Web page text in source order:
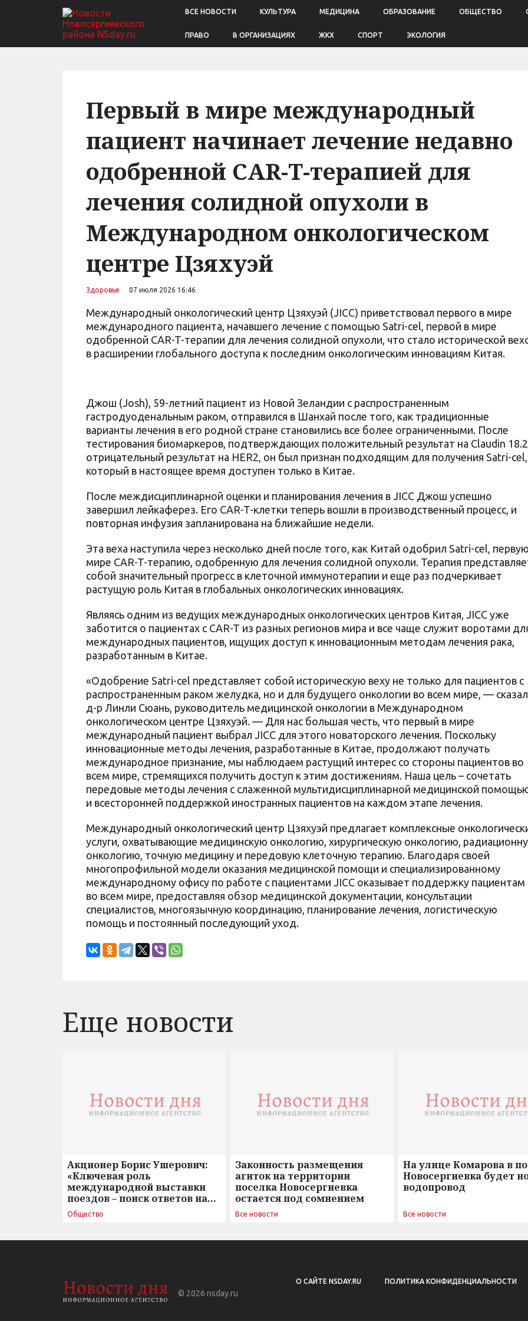
ВСЕ НОВОСТИ КУЛЬТУРА МЕДИЦИНА ОБРАЗОВАНИЕ ОБЩЕСТВО
ПРАВО В ОРГАНИЗАЦИЯХ ЖКХ СПОРТ ЭКОЛОГИЯ
Первый в мире международный
пациент начинает лечение недавно
одобренной CAR-T-терапией для
лечения солидной опухоли в
Международном онкологическом
центре Цзяхуэй
Здоровье 07 июля 2026 16:46
Международный онкологический центр Цзяхуэй (JICC) приветствовал первого в мире
международного пациента, начавшего лечение с помощью Satri-cel, первой в мире
одобренной CAR-T-терапии для лечения солидной опухоли, что стало исторической
в расширении глобального доступа к последним онкологическим инновациям Китая.
Джош (Josh), 59-летний пациент из Новой Зеландии с распространенным
гастродуоденальным раком, отправился в Шанхай после того, как традиционные
варианты лечения в его родной стране становились все более ограниченными. После
тестирования биомаркеров, подтверждающих положительный результат на Claudin
отрицательный результат на HER2, он был признан подходящим для получения Satri-cel,
который в настоящее время доступен только в Китае.
После междисциплинарной оценки и планирования лечения в JICC Джош успешно
завершил лейкаферез. Его CAR-T-клетки теперь вошли в производственный процесс, и
повторная инфузия запланирована на ближайшие недели.
Эта веха наступила через несколько дней после того, как Китай одобрил Satri-cel,
мире CAR-T-терапию, одобренную для лечения солидной опухоли. Терапия
собой значительный прогресс в клеточной иммунотерапии и еще раз подчеркивает
растущую роль Китая в глобальных онкологических инновациях.
Являясь одним из ведущих международных онкологических центров Китая, JICC уже
заботится о пациентах с CAR-T из разных регионов мира и все чаще служит воротами
международных пациентов, ищущих доступ к инновационным методам лечения рака,
разработанным в Китае.
«Одобрение Satri-cel представляет собой историческую веху не только для пациентов с
распространенным раком желудка, но и для будущего онкологии во всем мире, — сказал
д-р Линли Сюань, руководитель медицинской онкологии в Международном
онкологическом центре Цзяхуэй. — Для нас большая честь, что первый в мире
международный пациент выбрал JICC для этого новаторского лечения. Поскольку
инновационные методы лечения, разработанные в Китае, продолжают получать
международное признание, мы наблюдаем растущий интерес со стороны пациентов во
всем мире, стремящихся получить доступ к этим достижениям. Наша цель – сочетать
передовые методы лечения с слаженной мультидисциплинарной медицинской
и всесторонней поддержкой иностранных пациентов на каждом этапе лечения.
Международный онкологический центр Цзяхуэй предлагает комплексные
услуги, охватывающие медицинскую онкологию, хирургическую онкологию,
онкологию, точную медицину и передовую клеточную терапию. Благодаря своей
многопрофильной модели оказания медицинской помощи и специализированному
международному офису по работе с пациентами JICC оказывает поддержку пациентам
во всем мире, предоставляя обзор медицинской документации, консультации
специалистов, многоязычную координацию, планирование лечения, логистическую
помощь и постоянный последующий уход.
Еще новости
Акционер Борис Ушерович:
«Ключевая роль
международной выставки
поездов – поиск ответов на
вызовы времени»
Общество
Законность размещения
агиток на территории
поселка Новосергиевка
остается под сомнением
Все новости
На улице Комарова в
Новосергиевка будет
водопровод
Все новости
© 2026 nsday.ru
О САЙТЕ NSDAY.RU ПОЛИТИКА КОНФИДЕНЦИАЛЬНОСТИ